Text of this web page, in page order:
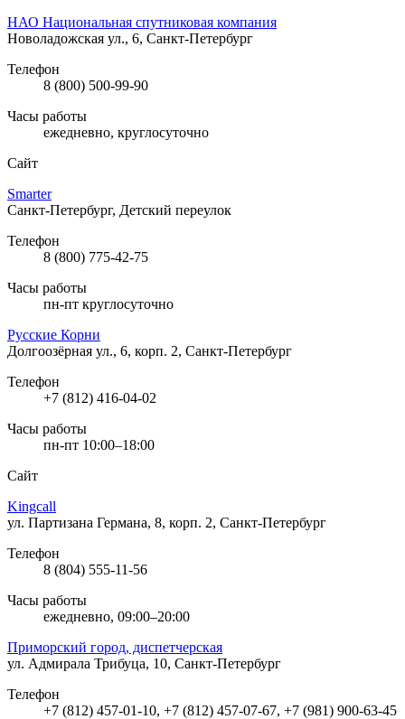
НАО Национальная спутниковая компания
Новоладожская ул., 6, Санкт-Петербург
Телефон
8 (800) 500-99-90
Часы работы
ежедневно, круглосуточно
Сайт
Smarter
Санкт-Петербург, Детский переулок
Телефон
8 (800) 775-42-75
Часы работы
пн-пт круглосуточно
Русские Корни
Долгоозёрная ул., 6, корп. 2, Санкт-Петербург
Телефон
+7 (812) 416-04-02
Часы работы
пн-пт 10:00–18:00
Сайт
Kingcall
ул. Партизана Германа, 8, корп. 2, Санкт-Петербург
Телефон
8 (804) 555-11-56
Часы работы
ежедневно, 09:00–20:00
Приморский город, диспетчерская
ул. Адмирала Трибуца, 10, Санкт-Петербург
Телефон
+7 (812) 457-01-10, +7 (812) 457-07-67, +7 (981) 900-63-45